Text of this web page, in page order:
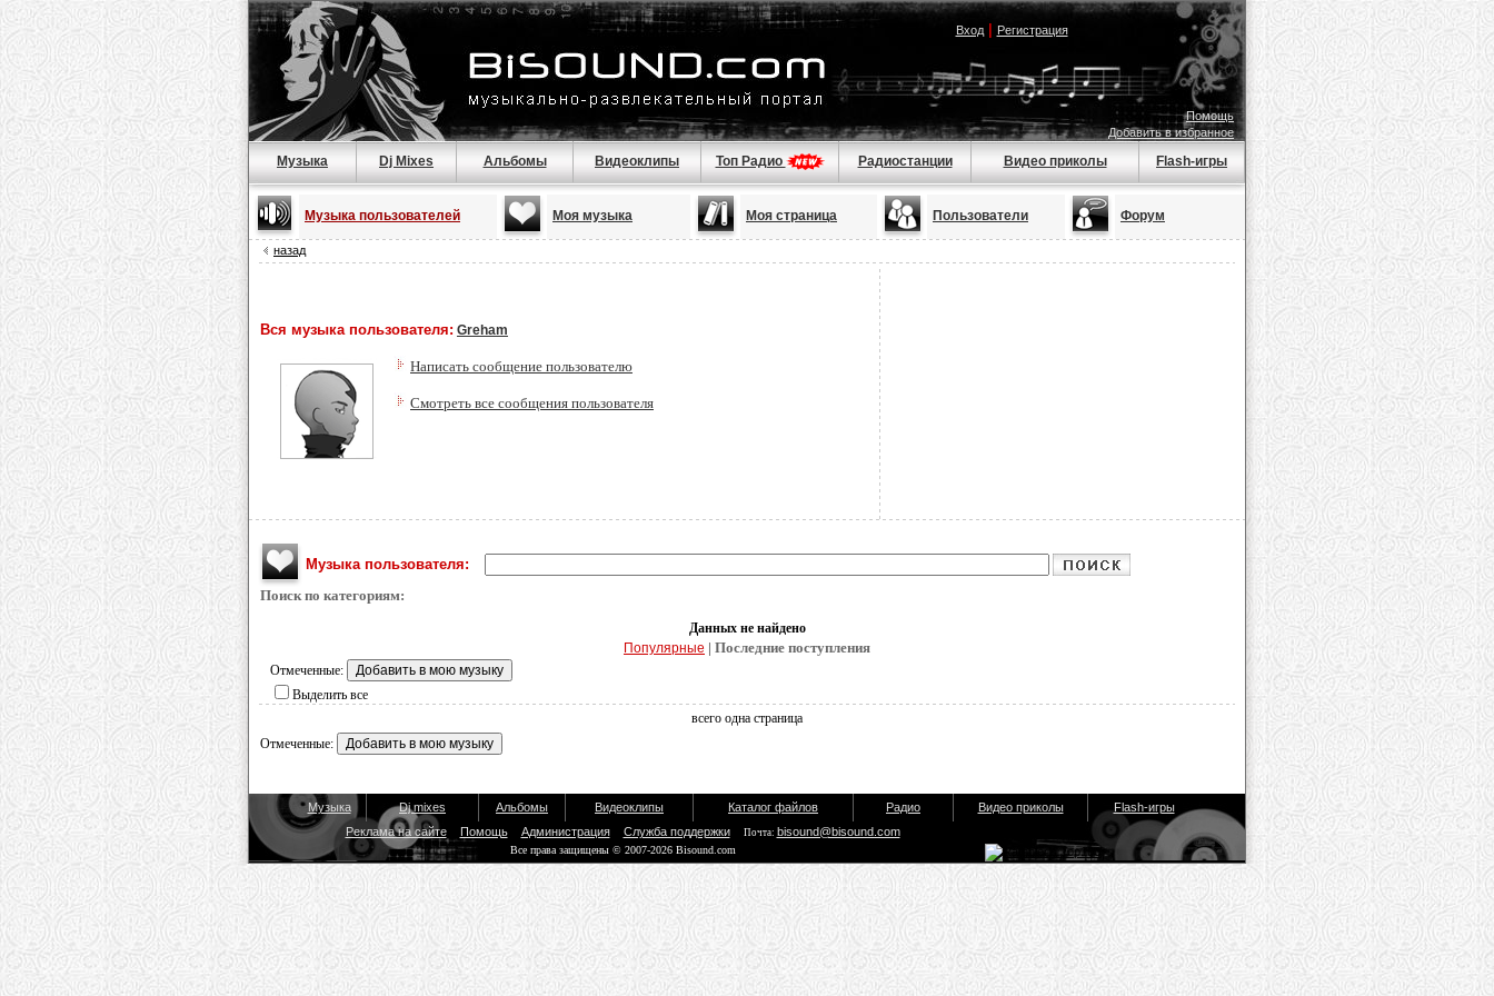
Вход| Регистрация
Помощь
Добавить в избранное
Музыка Dj Mixes Альбомы Видеоклипы Топ Радио Радиостанции Видео приколы Flash-игры
Музыка пользователей Моя музыка Моя страница Пользователи Форум
назад
Вся музыка пользователя: Greham
Написать сообщение пользователю
Смотреть все сообщения пользователя
Музыка пользователя:
Поиск по категориям:
Данных не найдено
Популярные | Последние поступления
Отмеченные:
Выделить все
всего одна страница
Отмеченные:
Музыка Dj mixes Альбомы Видеоклипы Каталог файлов Радио Видео приколы
Flash-игры
Реклама на сайте
Помощь Администрация Служба поддержки Почта: bisound@bisound.com
Все права защищены © 2007-2026 Bisound.com